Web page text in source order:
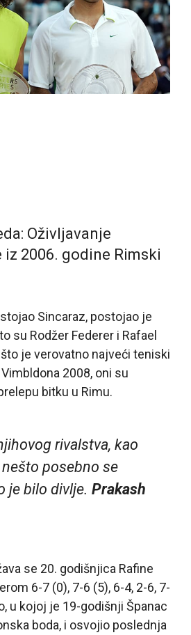
Oživljavanje
iz 2006. godine Rimski
Sincaraz, postojao je
su Rodžer Federer i Rafael
je verovatno najveći teniski
2008, oni su
bitku u Rimu.
rivalstva, kao
posebno se
je bilo divlje. Prakash
se 20. godišnjica Rafine
6-7 (0), 7-6 (5), 6-4, 2-6, 7-
u kojoj je 19-godišnji Španac
boda, i osvojio poslednja